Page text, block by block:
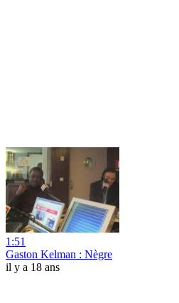
1:51
Gaston Kelman : Nègre
il y a 18 ans